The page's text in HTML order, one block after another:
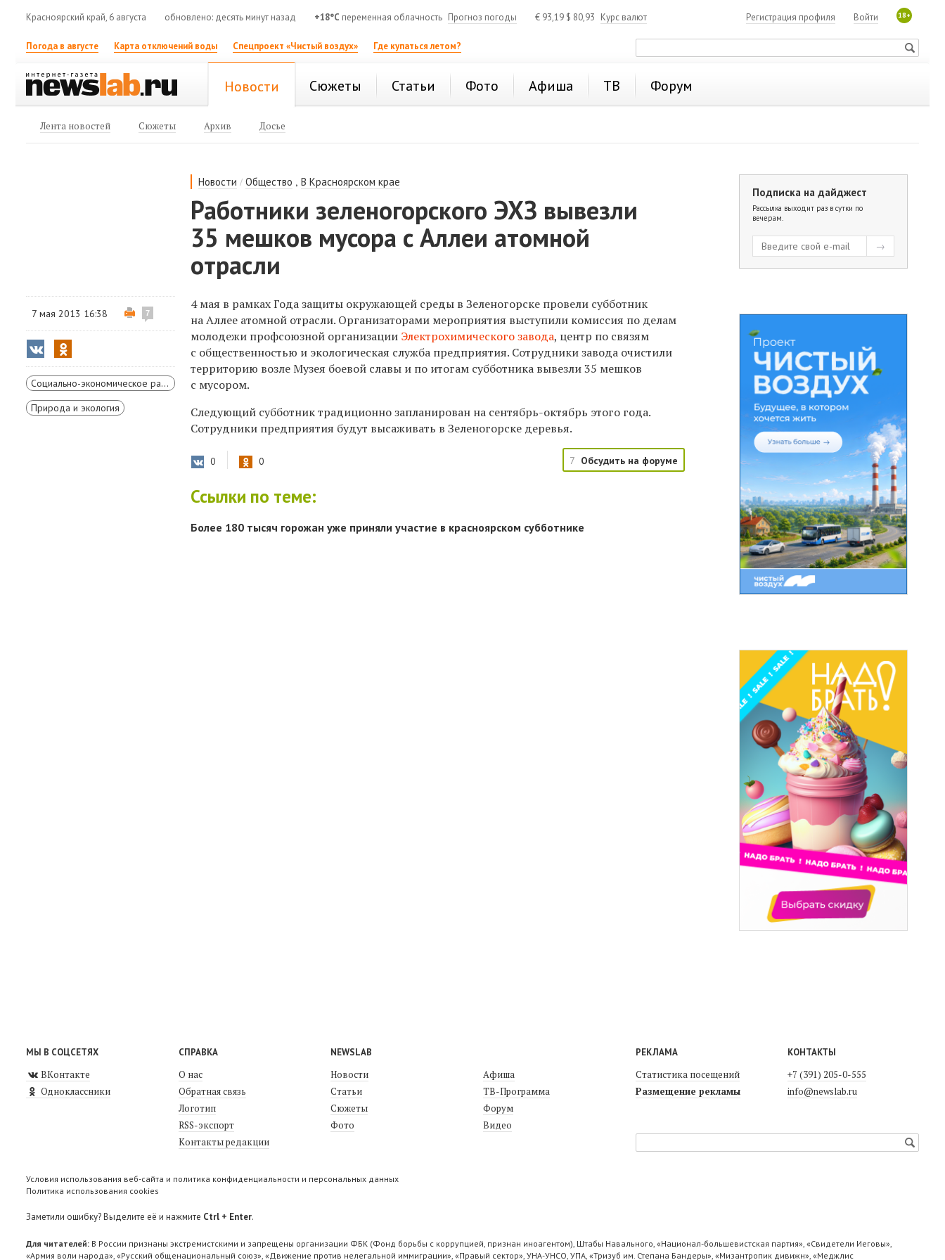
Красноярский край, 6 августа обновлено: десять минут назад +18°C переменная облачность Прогноз погоды € 93,19 $ 80,93 Курс валют 18+
Войти
Регистрация профиля
Погода в августе Карта отключений воды Спецпроект «Чистый воздух» Где купаться летом?
Новости Сюжеты Статьи Фото Афиша ТВ Форум
Лента новостей Сюжеты Архив Досье
Новости /Общество ,В Красноярском крае
Работники зеленогорского ЭХЗ вывезли
35 мешков мусора с Аллеи атомной
отрасли
7 мая 2013 16:38 7
Социально-экономическое развитие Красноярского края
Природа и экология
4 мая в рамках Года защиты окружающей среды в Зеленогорске провели субботник
на Аллее атомной отрасли. Организаторами мероприятия выступили комиссия по делам
молодежи профсоюзной организации Электрохимического завода, центр по связям
с общественностью и экологическая служба предприятия. Сотрудники завода очистили
территорию возле Музея боевой славы и по итогам субботника вывезли 35 мешков
с мусором.
Следующий субботник традиционно запланирован на сентябрь-октябрь этого года.
Сотрудники предприятия будут высаживать в Зеленогорске деревья.
0 0 7 Обсудить на форуме
Ссылки по теме:
Более 180 тысяч горожан уже приняли участие в красноярском субботнике
Подписка на дайджест
Рассылка выходит раз в сутки по
вечерам.
МЫ В СОЦСЕТЯХ
ВКонтакте
Одноклассники
СПРАВКА
О нас
Обратная связь
Логотип
RSS-экспорт
Контакты редакции
NEWSLAB
Новости
Статьи
Сюжеты
Фото
Афиша
ТВ-Программа
Форум
Видео
РЕКЛАМА
Статистика посещений
Размещение рекламы
КОНТАКТЫ
+7 (391) 205-0-555
info@newslab.ru
Условия использования веб-сайта и политика конфиденциальности и персональных данных
Политика использования cookies
Заметили ошибку? Выделите её и нажмите Ctrl + Enter.
Для читателей: В России признаны экстремистскими и запрещены организации ФБК (Фонд борьбы с коррупцией, признан иноагентом), Штабы Навального, «Национал-большевистская партия», «Свидетели Иеговы»,
«Армия воли народа», «Русский общенациональный союз», «Движение против нелегальной иммиграции», «Правый сектор», УНА-УНСО, УПА, «Тризуб им. Степана Бандеры», «Мизантропик дивижн», «Меджлис